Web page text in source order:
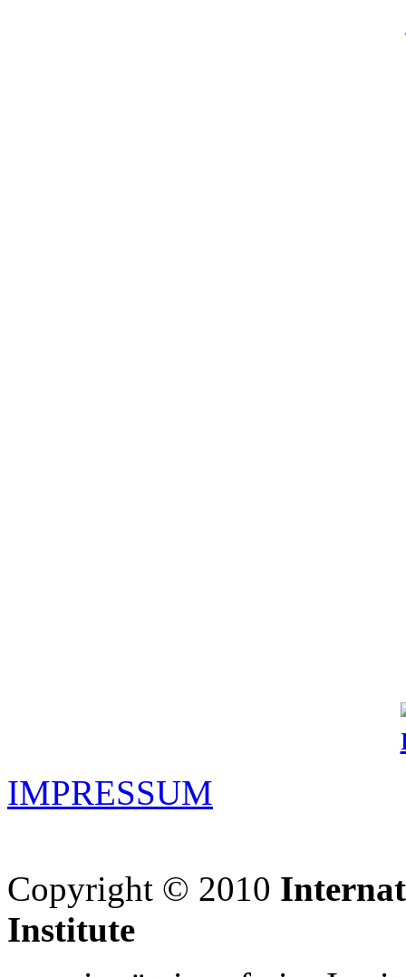
IMPRESSUM
Copyright © 2010
Institute